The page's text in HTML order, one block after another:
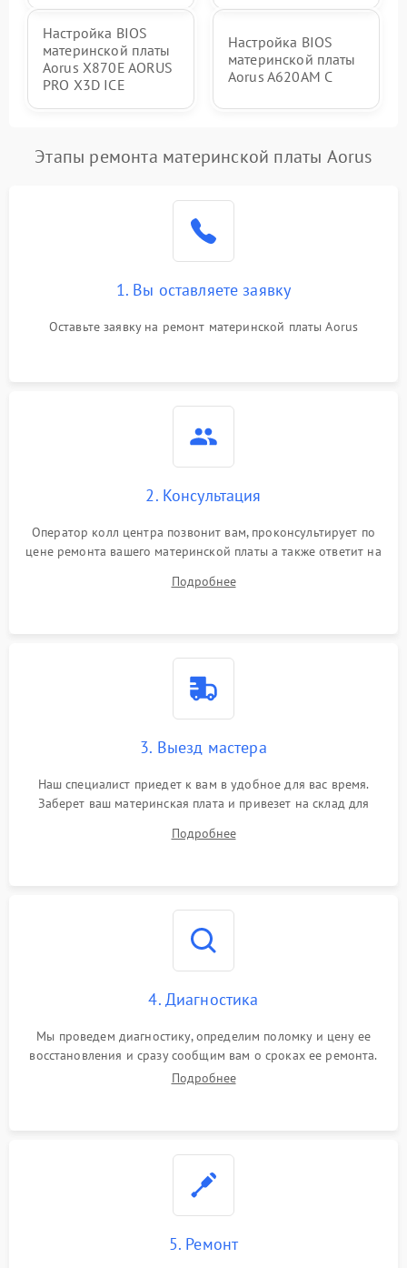
Настройка BIOS
материнской платы
Aorus X870E AORUS
PRO X3D ICE
Настройка BIOS
материнской платы
Aorus A620AM C
Этапы ремонта материнской платы Aorus
1. Вы оставляете заявку
Оставьте заявку на ремонт материнской платы Aorus
2. Консультация
Оператор колл центра позвонит вам, проконсультирует по
цене ремонта вашего материнской платы а также ответит на
Подробнее
3. Выезд мастера
Наш специалист приедет к вам в удобное для вас время.
Заберет ваш материнская плата и привезет на склад для
Подробнее
4. Диагностика
Мы проведем диагностику, определим поломку и цену ее
восстановления и сразу сообщим вам о сроках ее ремонта.
Подробнее
5. Ремонт